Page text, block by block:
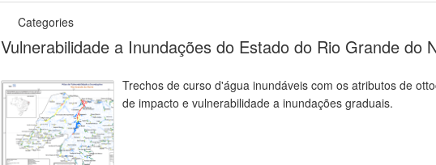
Categories
Vulnerabilidade a Inundações do Estado do Rio Grande do
Trechos de curso d'água inundáveis com os atributos de
de impacto e vulnerabilidade a inundações graduais.